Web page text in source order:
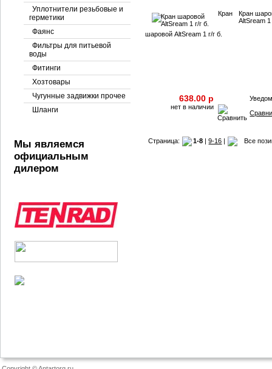
Уплотнители резьбовые и
герметики
Фаянс
Фильтры для питьевой
воды
Фитинги
Хозтовары
Чугунные задвижки прочее
Шланги
Мы являемся
официальным
дилером
Кран
шаровой AltSream 1 г/г б.
Кран
AltSream 1
638.00 p
нет в наличии
Страница: 1-8 |9-16 | Все